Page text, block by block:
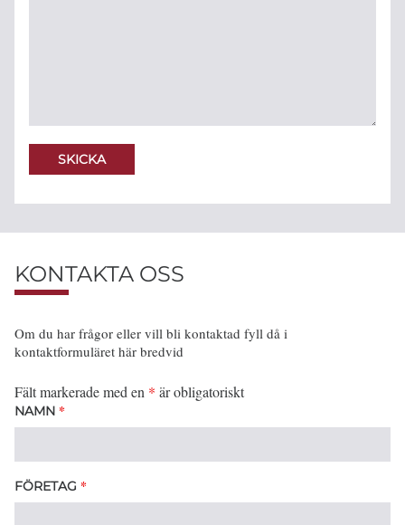
KONTAKTA OSS
Om du har frågor eller vill bli kontaktad fyll då i
kontaktformuläret här bredvid
Fält markerade med en * är obligatoriskt
NAMN *
FÖRETAG *